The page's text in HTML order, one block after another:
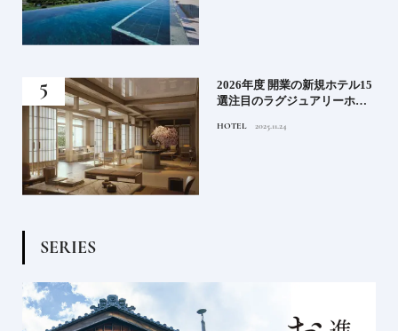
2026年度 開業の新規ホテル15
選注目のラグジュアリーホテ
ィホテルまでご紹介【後編】
HOTEL 2025.11.24
SERIES